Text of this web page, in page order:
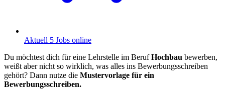
Aktuell 5 Jobs online
Du möchtest dich für eine Lehrstelle im BerufHochbau bewerben,
weißt aber nicht so wirklich, was alles ins Bewerbungsschreiben
gehört? Dann nutze die Mustervorlage für ein
Bewerbungsschreiben.